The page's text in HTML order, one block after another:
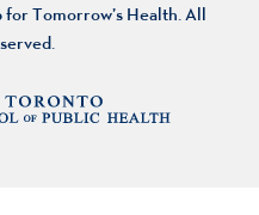
Tomorrow’s Health. All